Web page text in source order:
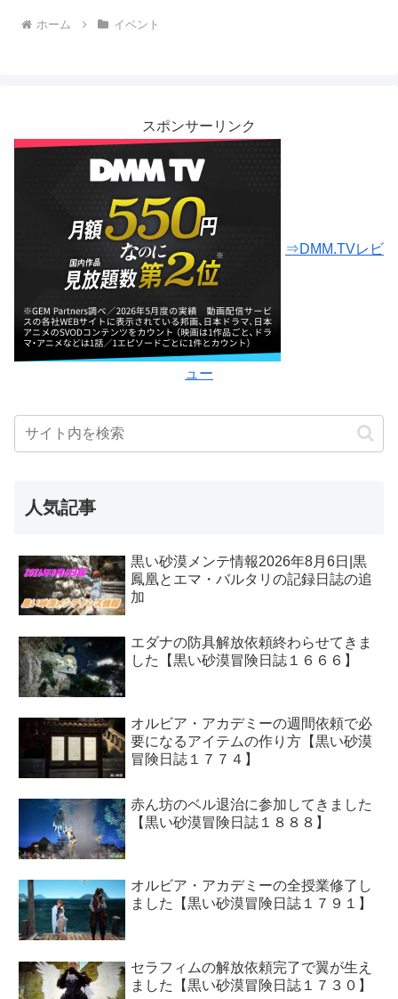
ホーム イベント
スポンサーリンク
⇒DMM.TVレビ
ュー
人気記事
黒い砂漠メンテ情報2026年8月6日|黒
鳳凰とエマ・バルタリの記録日誌の追
加
エダナの防具解放依頼終わらせてきま
した【黒い砂漠冒険日誌１６６６】
オルビア・アカデミーの週間依頼で必
要になるアイテムの作り方【黒い砂漠
冒険日誌１７７４】
赤ん坊のベル退治に参加してきました
【黒い砂漠冒険日誌１８８８】
オルビア・アカデミーの全授業修了し
ました【黒い砂漠冒険日誌１７９１】
セラフィムの解放依頼完了で翼が生え
ました【黒い砂漠冒険日誌１７３０】